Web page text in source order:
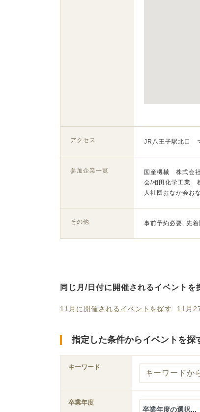
アクセス JR八王子駅北口
参加企業一覧
国産機械 株式会
会/相田化学工業
人社団おなか会お
その他 事前予約必要, 先着
同じ月/日付に開催されるイベントを
11月に開催されるイベントを探す 11月
指定した条件からイベントを探
キーワード
卒業年度